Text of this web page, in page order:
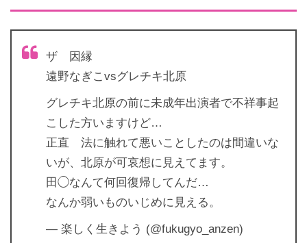
ザ 因縁
遠野なぎこvsグレチキ北原
グレチキ北原の前に未成年出演者で不祥事起
こした方いますけど…
正直 法に触れて悪いことしたのは間違いな
いが、北原が可哀想に見えてます。
田◯なんて何回復帰してんだ…
なんか弱いものいじめに見える。
— 楽しく生きよう (@fukugyo_anzen)